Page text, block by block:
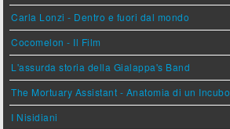
Carla Lonzi - Dentro e fuori dal mondo
Cocomelon - Il Film
L'assurda storia della Gialappa's Band
The Mortuary Assistant - Anatomia di un Incubo
I Nisidiani